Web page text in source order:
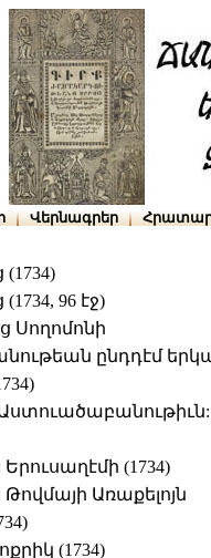
Վերնագրեր
96 էջ)
Սողոմոնի
ընդդէմ
(1734)
Առաքելոյն
(1734)